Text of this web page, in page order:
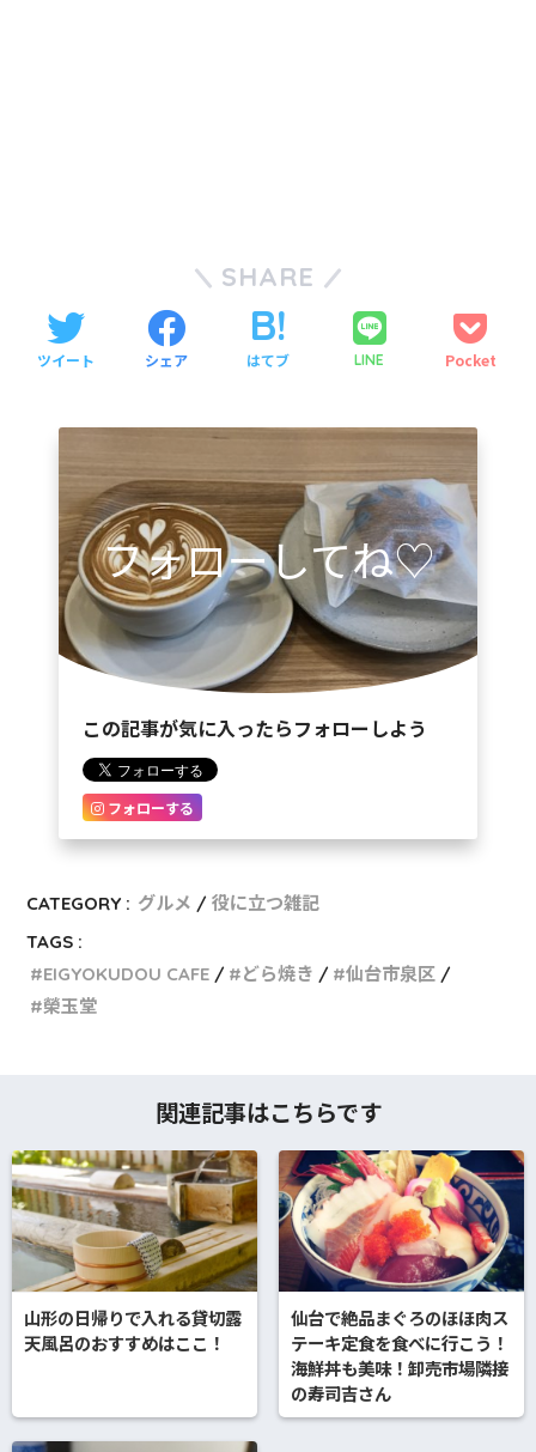
SHARE
ツイート シェア はてブ LINE Pocket
フォローしてね♡
この記事が気に入ったらフォローしよう
フォローする
CATEGORY : グルメ
役に立つ雑記
TAGS :
EIGYOKUDOU CAFE
どら焼き
仙台市泉区
榮玉堂
関連記事はこちらです
山形の日帰りで入れる貸切露
天風呂のおすすめはここ！
仙台で絶品まぐろのほほ肉ス
テーキ定食を食べに行こう！
海鮮丼も美味！卸売市場隣接
の寿司吉さん